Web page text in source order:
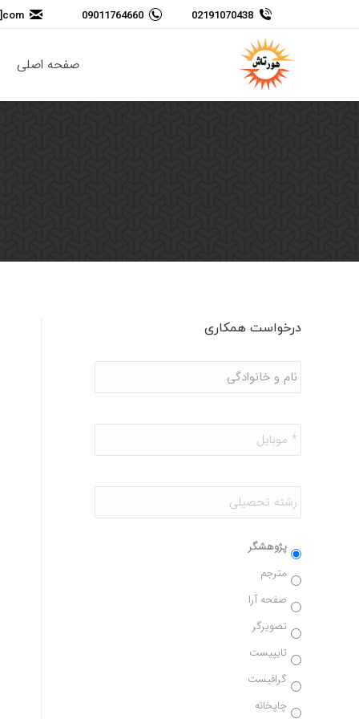
02191070438
09011764660
صفحه اصلی
درخواست همکاری
نام
و
نام
*
موبایل *
رشته:
خدمات:
پژوهشگر
مترجم
صفحه آرا
تصویرگر
تایپیست
گرافیست
چاپخانه